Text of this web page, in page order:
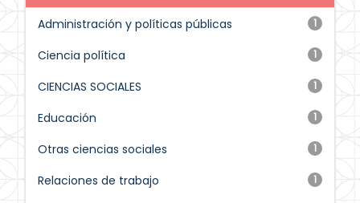
1
Administración y políticas públicas
1
Ciencia política
1
CIENCIAS SOCIALES
1
Educación
1
Otras ciencias sociales
1
Relaciones de trabajo